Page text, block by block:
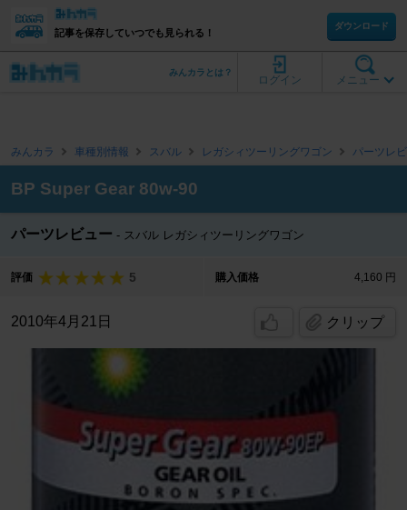
記事を保存していつでも見られる！
ダウンロード
メニュー
ログイン
みんカラとは？
みんカラ 車種別情報 スバル レガシィツーリングワゴン パーツレ
BP Super Gear 80w-90
パーツレビュー スバル レガシィツーリングワゴン
評価 5 購入価格 4,160 円
2010年4月21日 クリップ